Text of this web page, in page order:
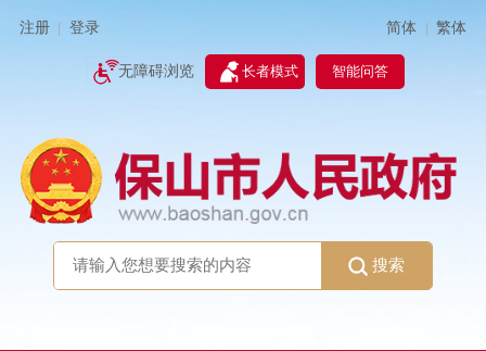
注册 登录 简体 | 繁体
无障碍浏览 长者模式 智能问答
搜索